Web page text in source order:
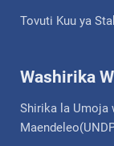
Tovuti Kuu ya
Washirika
Shirika la Umoja